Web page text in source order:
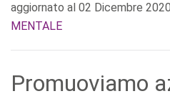
aggiornato al 02 Dicembre 2020
MENTALE
Promuoviamo